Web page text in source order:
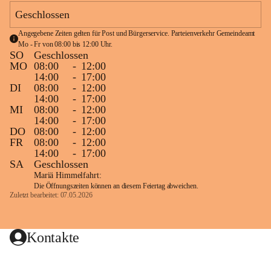
Geschlossen
Angegebene Zeiten gelten für Post und Bürgerservice. Parteienverkehr Gemeindeamt
Mo - Fr von 08:00 bis 12:00 Uhr.
SO
Geschlossen
MO 08:00 - 12:00
14:00
- 17:00
DI
08:00 - 12:00
14:00
- 17:00
MI
08:00 - 12:00
14:00
- 17:00
DO
08:00 - 12:00
FR
08:00 - 12:00
14:00
- 17:00
SA
Geschlossen
Mariä Himmelfahrt:
Die Öffnungszeiten können an diesem Feiertag abweichen.
Zuletzt bearbeitet: 07.05.2026
Kontakte